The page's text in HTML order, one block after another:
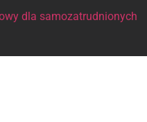
dla samozatrudnionych